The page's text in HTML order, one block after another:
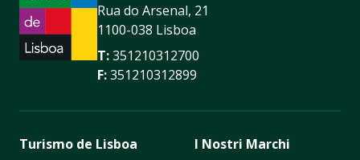
Rua do Arsenal, 21
1100-038 Lisboa
T:351210312700
F:351210312899
Turismo de Lisboa
I Nostri Marchi